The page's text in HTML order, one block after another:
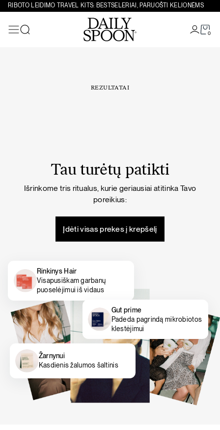
Eiti prie turinio
RIBOTO LEIDIMO TRAVEL KITS: BESTSELERIAI, PARUOŠTI KELIONĖMS
0
REZULTATAI
Tau turėtų patikti
Išrinkome tris ritualus, kurie geriausiai atitinka Tavo
poreikius:
Įdėti visas prekes į krepšelį
Rinkinys Hair
Visapusiškam garbanų
puoselėjimui iš vidaus
Gut prime
Padeda pagrindą mikrobiotos
klestėjimui
Žarnynui
Kasdienis žalumos šaltinis